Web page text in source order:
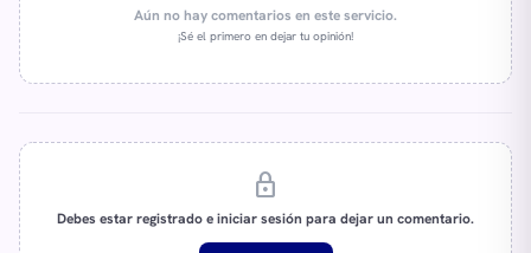
Aún no hay comentarios en este servicio.
¡Sé el primero en dejar tu opinión!
lock
Debes estar registrado e iniciar sesión para dejar un comentario.